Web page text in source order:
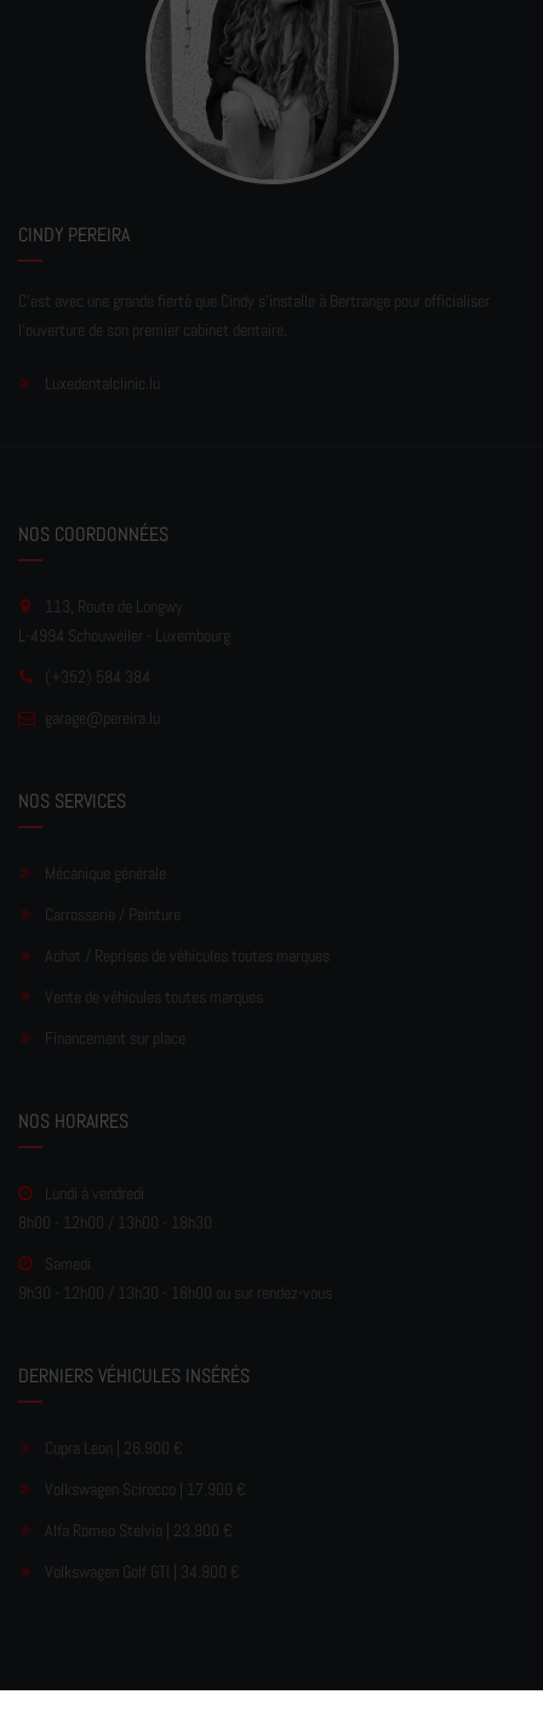
CINDY PEREIRA
C'est avec une grande fierté que Cindy s'installe à Bertrange pour officialiser
l'ouverture de son premier cabinet dentaire.
Luxedentalclinic.lu
NOS COORDONNÉES
113, Route de Longwy
L-4994 Schouweiler - Luxembourg
(+352) 584 384
garage@pereira.lu
NOS SERVICES
Mécanique générale
Carrosserie / Peinture
Achat / Reprises de véhicules toutes marques
Vente de véhicules toutes marques
Financement sur place
NOS HORAIRES
Lundi à vendredi
8h00 - 12h00 / 13h00 - 18h30
Samedi
9h30 - 12h00 / 13h30 - 18h00 ou sur rendez-vous
DERNIERS VÉHICULES INSÉRÉS
Cupra Leon | 26.900 €
Volkswagen Scirocco | 17.900 €
Alfa Romeo Stelvio | 23.900 €
Volkswagen Golf GTI | 34.900 €